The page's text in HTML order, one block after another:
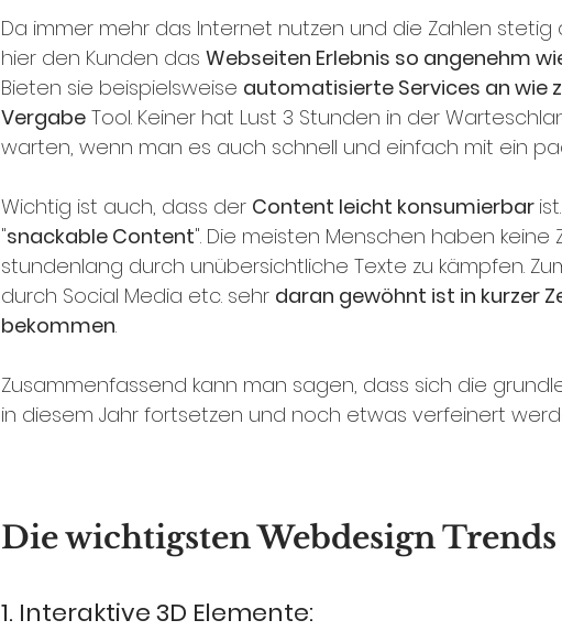
Da immer mehr das Internet nutzen und die Zahlen stetig
hier den Kunden das Webseiten Erlebnis so angenehm
Bieten sie beispielsweise automatisierte Services an wie
Vergabe Tool. Keiner hat Lust 3 Stunden in der
warten, wenn man es auch schnell und einfach mit ein
Wichtig ist auch, dass der Content leicht konsumierbar
"snackable Content". Die meisten Menschen haben keine
stundenlang durch unübersichtliche Texte zu kämpfen.
durch Social Media etc. sehr daran gewöhnt ist in kurzer
bekommen.
Zusammenfassend kann man sagen, dass sich die
in diesem Jahr fortsetzen und noch etwas verfeinert
Die wichtigsten Webdesign Trends
1. Interaktive 3D Elemente: